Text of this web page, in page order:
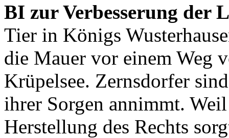
BI zur Verbesserung der
Tier in Königs
die Mauer vor einem Weg
Krüpelsee. Zernsdorfer
ihrer Sorgen annimmt.
Herstellung des Rechts